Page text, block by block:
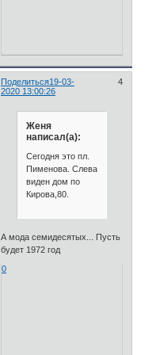
Поделиться 4
19-03-
2020 13:00:26
Женя
написал(а):
Сегодня это пл.
Пименова. Слева
виден дом по
Кирова,80.
А мода семидесятых... Пусть
будет 1972 год
0